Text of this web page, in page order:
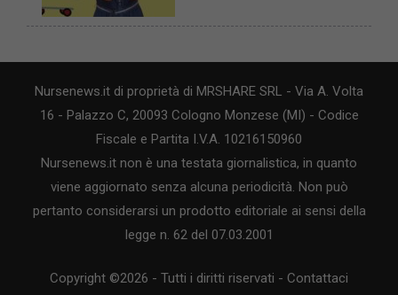
Nursenews.it di proprietà di MRSHARE SRL - Via A. Volta
16 - Palazzo C, 20093 Cologno Monzese (MI) - Codice
Fiscale e Partita I.V.A. 10216150960
Nursenews.it non è una testata giornalistica, in quanto
viene aggiornato senza alcuna periodicità. Non può
pertanto considerarsi un prodotto editoriale ai sensi della
legge n. 62 del 07.03.2001
Copyright ©2026 - Tutti i diritti riservati - Contattaci